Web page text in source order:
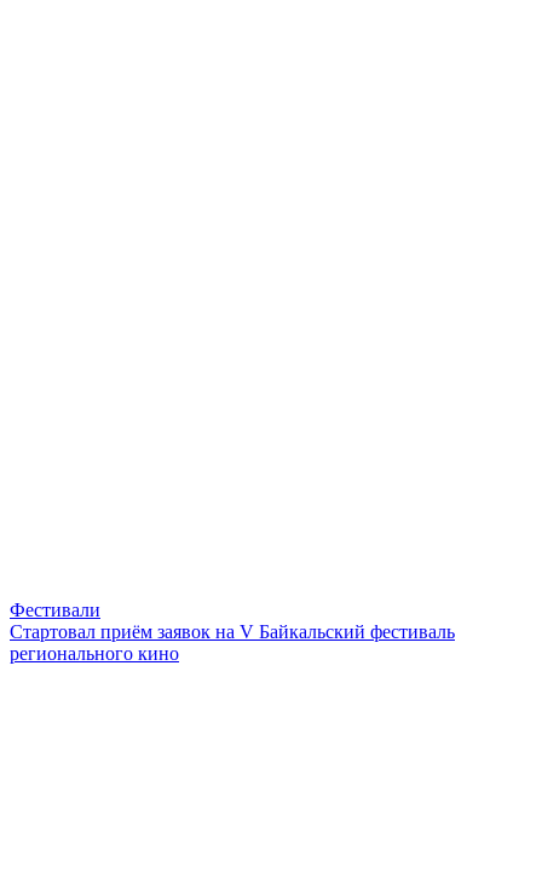
Фестивали
Стартовал приём заявок на V Байкальский фестиваль
регионального кино